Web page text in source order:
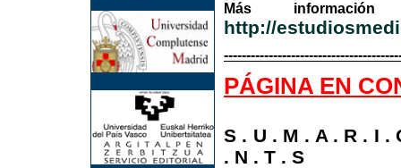
Más
http://
PÁGINA EN
S . U . M . A . R . I
. N . T . S